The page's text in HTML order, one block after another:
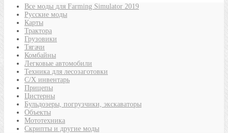
Все моды для Farming Simulator 2019
Русские моды
Карты
Трактора
Грузовики
Тягачи
Комбайны
Легковые автомобили
Техника для лесозаготовки
С/Х инвентарь
Прицепы
Цистерны
Бульдозеры, погрузчики, экскаваторы
Объекты
Мототехника
Скрипты и другие моды